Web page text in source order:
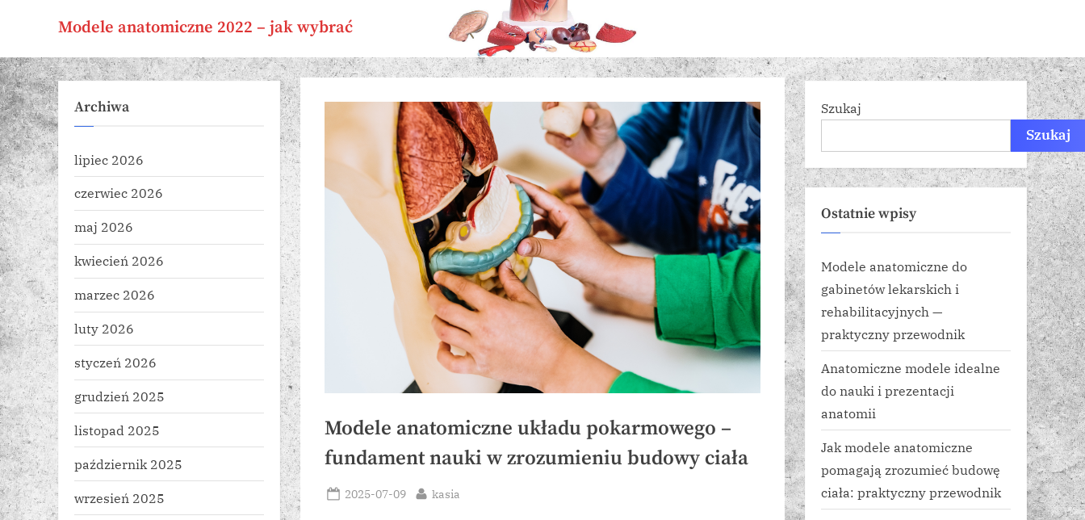
content
Modele anatomiczne 2022 – jak wybrać
Modele anatomiczne układu pokarmowego –
fundament nauki w zrozumieniu budowy ciała
Posted
2025-07-09 By
kasia
Archiwa
lipiec 2026
czerwiec 2026
maj 2026
kwiecień 2026
marzec 2026
luty 2026
styczeń 2026
grudzień 2025
listopad 2025
październik 2025
wrzesień 2025
Szukaj
Szukaj
Ostatnie wpisy
Modele anatomiczne do
gabinetów lekarskich i
rehabilitacyjnych —
praktyczny przewodnik
Anatomiczne modele idealne
do nauki i prezentacji
anatomii
Jak modele anatomiczne
pomagają zrozumieć budowę
ciała: praktyczny przewodnik